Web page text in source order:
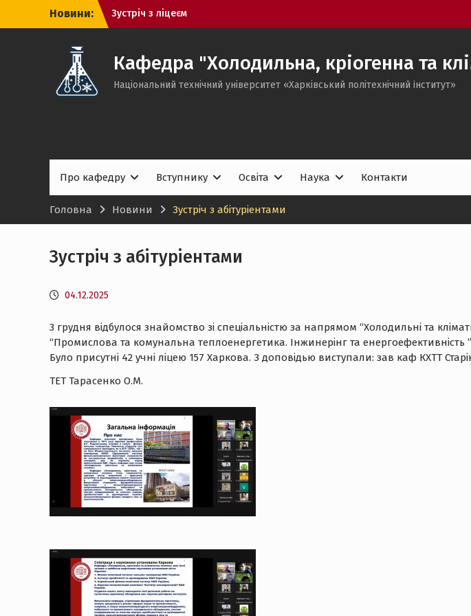
Новини:
Зустріч з ліцеєм
Зустріч
Кафедра "Холодильна, кріогенна та
Національний технічний університет «Харківський політехнічний iнститут»
Про кафедру Вступнику Освіта Наука Контакти
Головна Новини Зустріч з абітуріентами
Зустріч з абітуріентами
04.12.2025
3 грудня відбулося знайомство зі спеціальністю за напрямом “Холодильні та
“Промислова та комунальна теплоенергетика. Інжинерінг та енергоефективність ”
Було присутні 42 учні ліцею 157 Харкова. З доповідью виступали: зав каф КХТТ
ТЕТ Тарасенко О.М.